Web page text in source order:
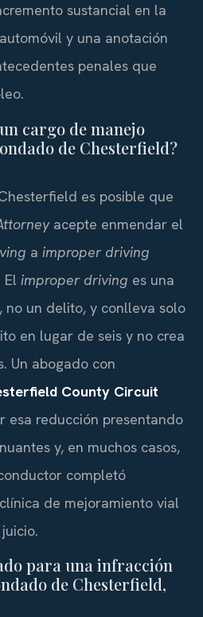
sustancial en la
y una anotación
penales que
cargo de manejo
de Chesterfield?
es posible que
acepte enmendar el
a improper driving
El improper driving es una
un delito, y conlleva solo
en lugar de seis y no crea
Un abogado con
County Circuit
esa reducción presentando
y, en muchos casos,
completó
de mejoramiento vial
para una infracción
de Chesterfield,